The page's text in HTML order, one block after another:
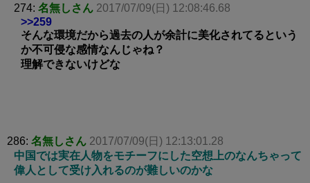
274: 名無しさん 2017/07/09(日) 12:08:46.68
>>259
そんな環境だから過去の人が余計に美化されてるという
か不可侵な感情なんじゃね？
理解できないけどな
286: 名無しさん 2017/07/09(日) 12:13:01.28
中国では実在人物をモチーフにした空想上のなんちゃって
偉人として受け入れるのが難しいのかな